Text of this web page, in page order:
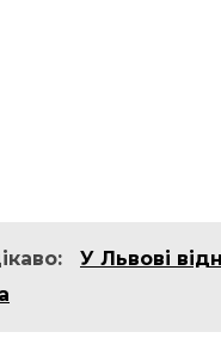
У Львові